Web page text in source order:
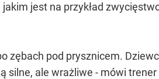
jest na przykład
zębach pod prysznicem.
ale wrażliwe - mówi